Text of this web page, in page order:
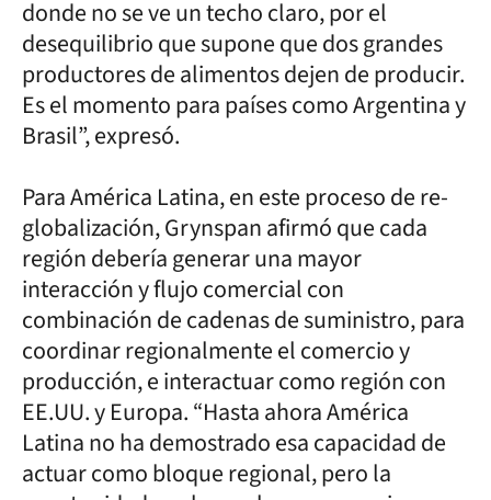
donde no se ve un techo claro, por el
desequilibrio que supone que dos grandes
productores de alimentos dejen de producir.
Es el momento para países como Argentina y
Brasil”, expresó.
Para América Latina, en este proceso de re-
globalización, Grynspan afirmó que cada
región debería generar una mayor
interacción y flujo comercial con
combinación de cadenas de suministro, para
coordinar regionalmente el comercio y
producción, e interactuar como región con
EE.UU. y Europa. “Hasta ahora América
Latina no ha demostrado esa capacidad de
actuar como bloque regional, pero la